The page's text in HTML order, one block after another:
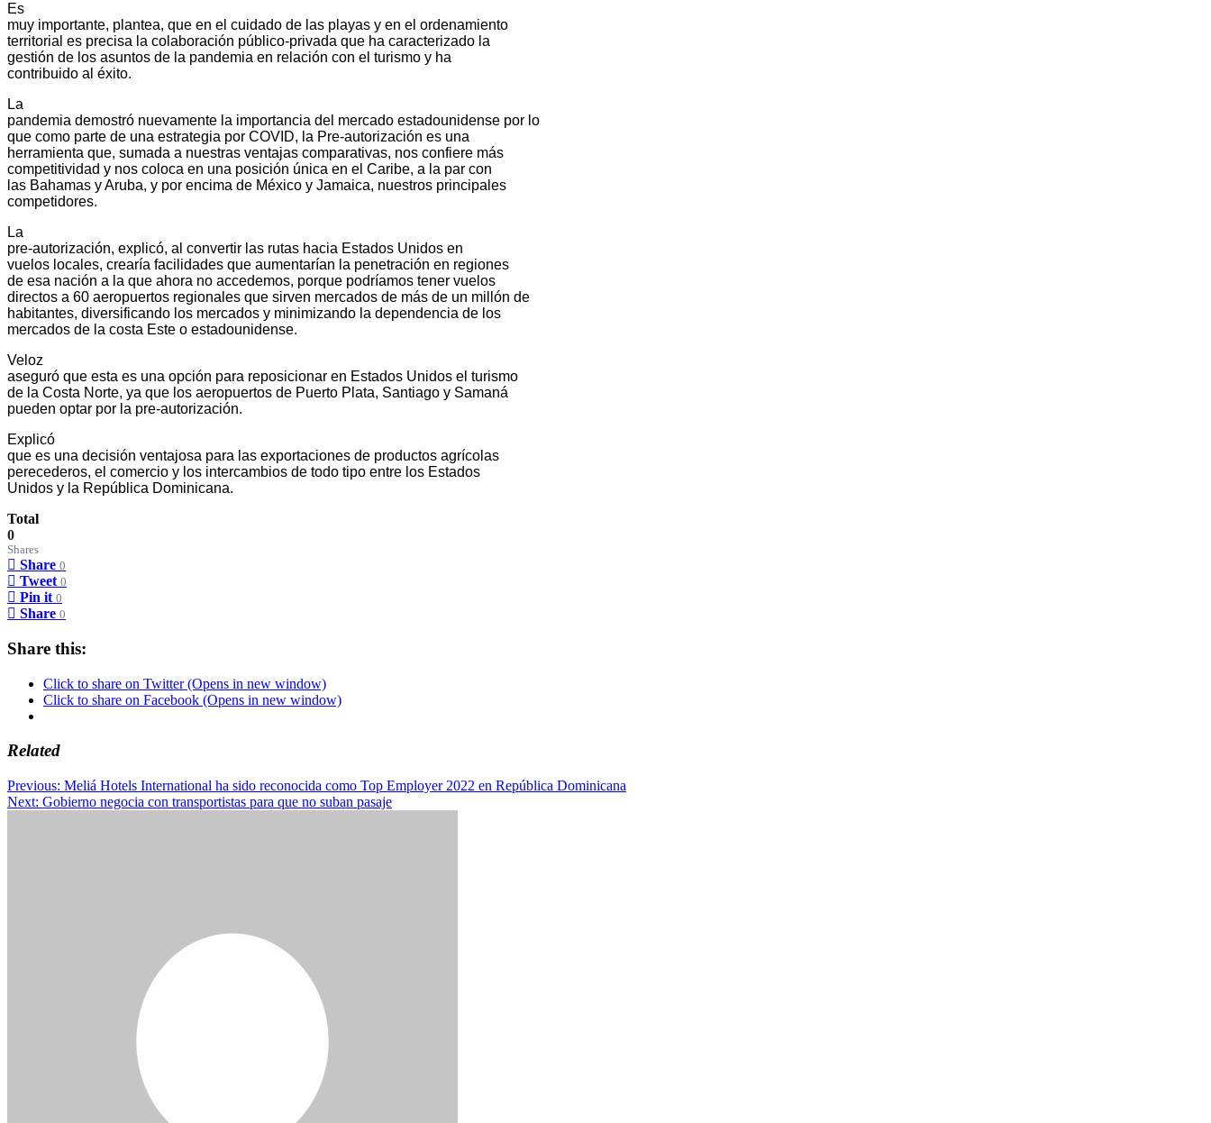
Es
muy importante, plantea, que en el cuidado de las playas y en el ordenamiento
territorial es precisa la colaboración público-privada que ha caracterizado la
gestión de los asuntos de la pandemia en relación con el turismo y ha
contribuido al éxito.
La
pandemia demostró nuevamente la importancia del mercado estadounidense por lo
que como parte de una estrategia por COVID, la Pre-autorización es una
herramienta que, sumada a nuestras ventajas comparativas, nos confiere más
competitividad y nos coloca en una posición única en el Caribe, a la par con
las Bahamas y Aruba, y por encima de México y Jamaica, nuestros principales
competidores.
La
pre-autorización, explicó, al convertir las rutas hacia Estados Unidos en
vuelos locales, crearía facilidades que aumentarían la penetración en regiones
de esa nación a la que ahora no accedemos, porque podríamos tener vuelos
directos a 60 aeropuertos regionales que sirven mercados de más de un millón de
habitantes, diversificando los mercados y minimizando la dependencia de los
mercados de la costa Este o estadounidense.
Veloz
aseguró que esta es una opción para reposicionar en Estados Unidos el turismo
de la Costa Norte, ya que los aeropuertos de Puerto Plata, Santiago y Samaná
pueden optar por la pre-autorización.
Explicó
que es una decisión ventajosa para las exportaciones de productos agrícolas
perecederos, el comercio y los intercambios de todo tipo entre los Estados
Unidos y la República Dominicana.
Total
0
Shares
Share 0
Tweet 0
Pin it 0
Share 0
Share this:
Click to share on Twitter (Opens in new window)
Click to share on Facebook (Opens in new window)
Related
Post
navigation
Previous: Meliá Hotels International ha sido reconocida como Top Employer 2022 en República Dominicana
Next: Gobierno negocia con transportistas para que no suban pasaje